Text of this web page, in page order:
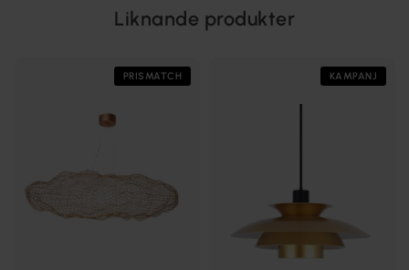
Liknande produkter
PRISMATCH KAMPANJ